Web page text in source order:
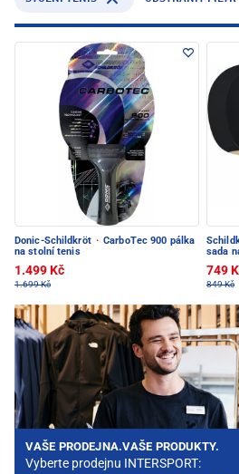
Donic-Schildkröt · CarboTec 900 pálka
na stolní tenis
1.499 Kč
1.699 Kč
sada
749
849 Kč
VAŠE PRODEJNA.VAŠE PRODUKTY.
Vyberte prodejnu INTERSPORT: